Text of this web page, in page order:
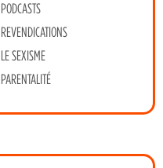
PODCASTS
REVENDICATIONS
LE SEXISME
PARENTALITÉ